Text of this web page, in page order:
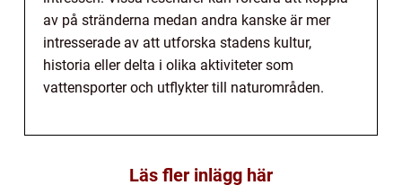
av på stränderna medan andra kanske är mer
intresserade av att utforska stadens kultur,
historia eller delta i olika aktiviteter som
vattensporter och utflykter till naturområden.
Läs fler inlägg här